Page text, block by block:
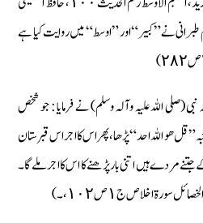
نے ” کبیر “ اور ” اوسط “ میں روایت کیا ہے
اللہ علیہ وآلہ وسلم) نے فرمایا : جو شخص
قل ھو اللہ احد “ پڑھا، پھر اس کا اجر اس قبرستان
مردے ہیں اتنی بار پڑھنے کا اس کا اجر ملے گا۔